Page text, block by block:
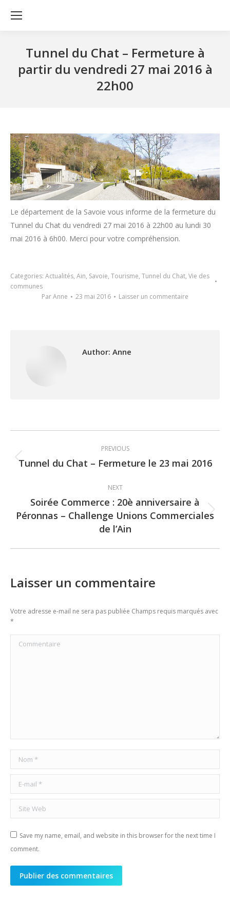
Tunnel du Chat – Fermeture à
partir du vendredi 27 mai 2016 à
22h00
Le département de la Savoie vous informe de la fermeture du
Tunnel du Chat du vendredi 27 mai 2016 à 22h00 au lundi 30
mai 2016 à 6h00. Merci pour votre compréhension.
Categories: Actualités, Ain, Savoie, Tourisme, Tunnel du Chat, Vie des
communes
ParAnne 23 mai 2016 Laisser un commentaire
Author: Anne
navigation
PREVIOUS
Previous
Tunnel du Chat – Fermeture le 23 mai 2016
NEXT
Next
post:
Soirée Commerce : 20è anniversaire à
Péronnas – Challenge Unions Commerciales
de l’Ain
Laisser un commentaire
Votre adresse e-mail ne sera pas publiée Champs requis marqués avec
*
Commentaire
Nom *
E-mail *
Site Web
Save my name, email, and website in this browser for the next time I
comment.
Publier des commentaires